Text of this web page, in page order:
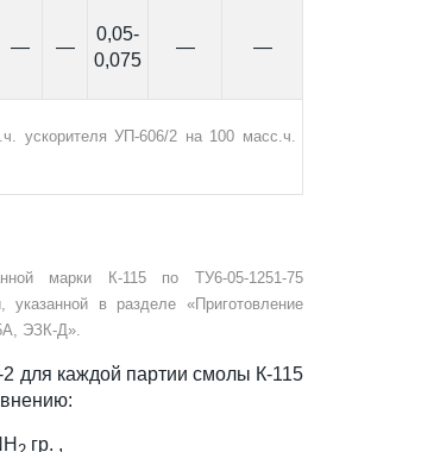
— —
0,05-
0,075
— —
ускорителя УП-606/2 на 100 масс.ч.
марки К-115 по ТУ6-05-1251-75
указанной в разделе «Приготовление
ЭЗК-Д».
2 для каждой партии смолы К-115
гр. ,